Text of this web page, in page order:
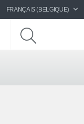
FRANÇAIS (BELGIQUE)